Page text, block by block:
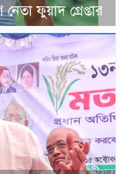
ফুয়াদ গ্রেপ্তার